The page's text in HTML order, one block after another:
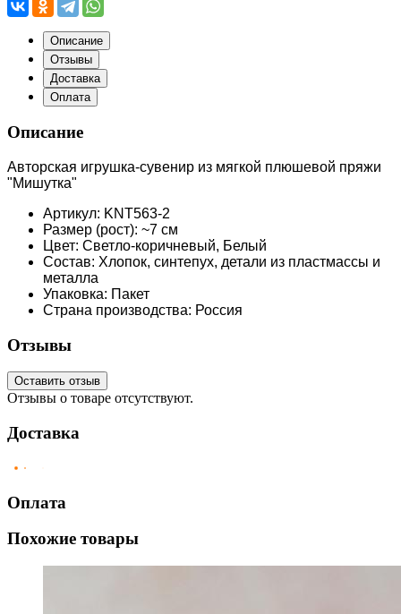
Описание
Отзывы
Доставка
Оплата
Описание
Авторская игрушка-сувенир из мягкой плюшевой пряжи
"Мишутка"
Артикул: KNT563-2
Размер (рост): ~7 см
Цвет: Светло-коричневый, Белый
Состав: Хлопок, синтепух, детали из пластмассы и
металла
Упаковка: Пакет
Страна производства: Россия
Отзывы
Оставить отзыв
Отзывы о товаре отсутствуют.
Доставка
Оплата
Похожие товары